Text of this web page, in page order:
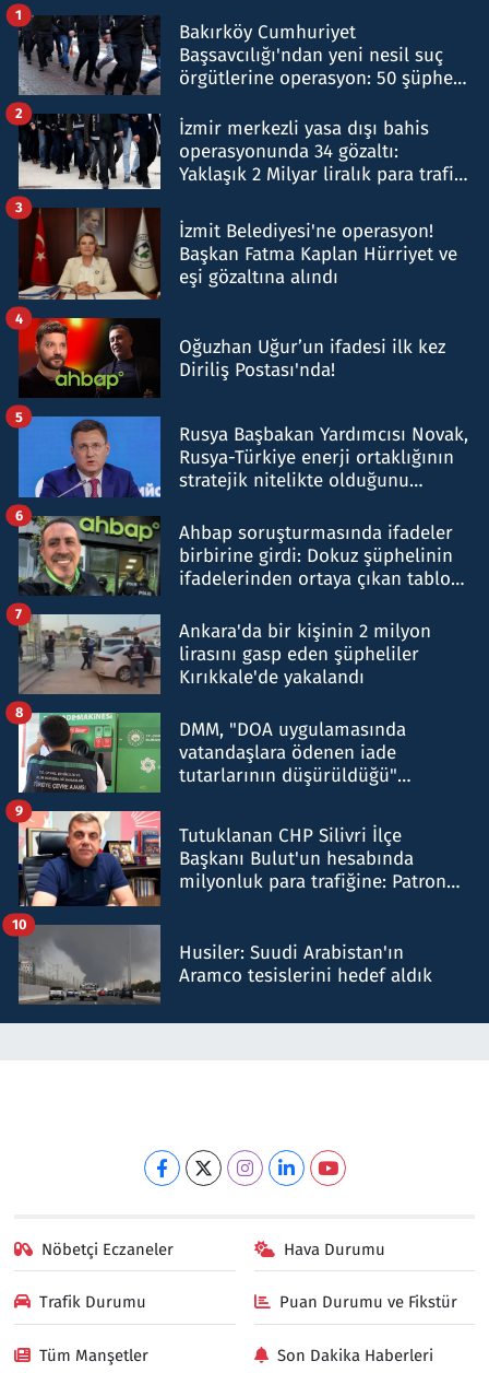
Bakırköy Cumhuriyet
Başsavcılığı'ndan yeni nesil suç
örgütlerine operasyon: 50 şüpheli
1
İzmir merkezli yasa dışı bahis
operasyonunda 34 gözaltı:
Yaklaşık 2 Milyar liralık para trafiği
2
İzmit Belediyesi'ne operasyon!
Başkan Fatma Kaplan Hürriyet ve
eşi gözaltına alındı
3
Oğuzhan Uğur’un ifadesi ilk kez
Diriliş Postası'nda!
4
Rusya Başbakan Yardımcısı Novak,
Rusya-Türkiye enerji ortaklığının
stratejik nitelikte olduğunu
5
Ahbap soruşturmasında ifadeler
birbirine girdi: Dokuz şüphelinin
ifadelerinden ortaya çıkan tablo
6
Ankara'da bir kişinin 2 milyon
lirasını gasp eden şüpheliler
Kırıkkale'de yakalandı
7
DMM, "DOA uygulamasında
vatandaşlara ödenen iade
tutarlarının düşürüldüğü"
8
Tutuklanan CHP Silivri İlçe
Başkanı Bulut'un hesabında
milyonluk para trafiğine: Patron
9
Husiler: Suudi Arabistan'ın
Aramco tesislerini hedef aldık
10
Nöbetçi Eczaneler Hava Durumu
Trafik Durumu Puan Durumu ve Fikstür
Tüm Manşetler Son Dakika Haberleri